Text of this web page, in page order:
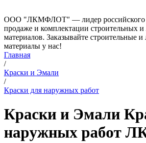
ООО "ЛКМФЛОТ" — лидер российского
продаже и комплектации строительных и
материалов. Заказывайте строительные и
материалы у нас!
Главная
/
Краски и Эмали
/
Краски для наружных работ
Краски и Эмали
наружных работ